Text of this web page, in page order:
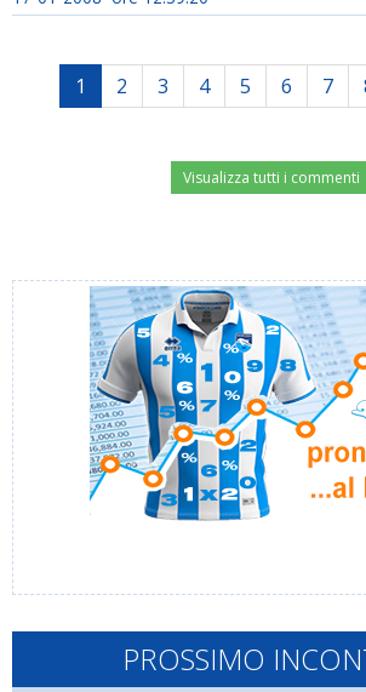
1 2 3 4 5 6 7
Visualizza tutti i commenti
PROSSIMO